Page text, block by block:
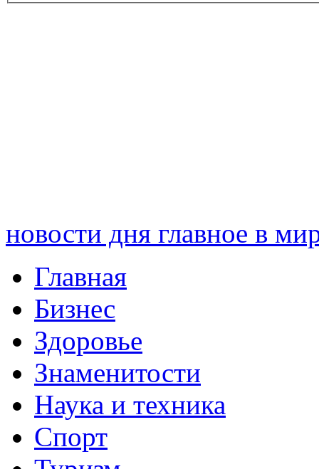
новости дня главное в
Главная
Бизнес
Здоровье
Знаменитости
Наука и техника
Спорт